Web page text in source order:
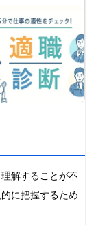
解することが不
に把握するため